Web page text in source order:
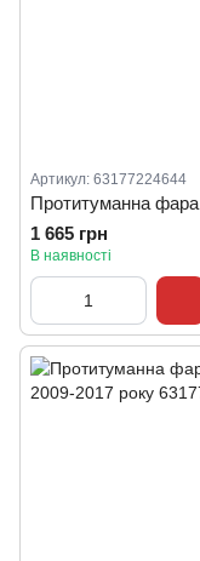
Артикул: 63177224644
Протитуманна
1 665 грн
В наявності